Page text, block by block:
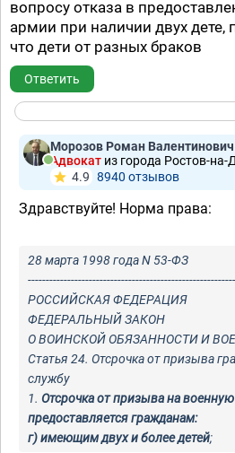
вопросу отказа в
армии при наличии двух дете,
что дети от разных браков
Ответить
Морозов Роман Валентинович
Адвокат из города Ростов-на-
4.9 8940 отзывов
Здравствуйте! Норма права:
28 марта 1998 года N 53-ФЗ
РОССИЙСКАЯ ФЕДЕРАЦИЯ
ФЕДЕРАЛЬНЫЙ ЗАКОН
О ВОИНСКОЙ ОБЯЗАННОСТИ И
Статья 24. Отсрочка от призыва
службу
1. Отсрочка от призыва на
предоставляется гражданам:
г) имеющим двух и более детей;